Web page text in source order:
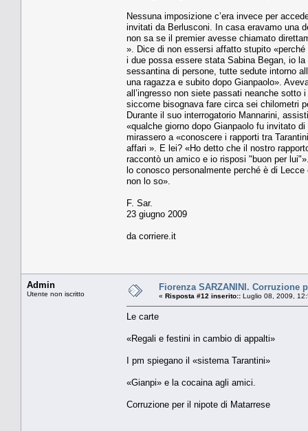
Nessuna imposizione c’era invece per
invitati da Berlusconi. In casa eravamo una
non sa se il premier avesse chiamato
». Dice di non essersi affatto stupito
i due possa essere stata Sabina Began, io
sessantina di persone, tutte sedute intorno
una ragazza e subito dopo Gianpaolo».
all’ingresso non siete passati neanche
siccome bisognava fare circa sei chilometri
Durante il suo interrogatorio Mannarini,
«qualche giorno dopo Gianpaolo fu invitato
mirassero a «conoscere i rapporti tra
affari ». E lei? «Ho detto che il nostro
raccontò un amico e io risposi "buon per
lo conosco personalmente perché è di
non lo so».
F. Sar.
23 giugno 2009
da corriere.it
Admin
Utente non iscritto
Fiorenza SARZANINI. Corruzione
« Risposta #12 inserito:: Luglio 08, 2009,
Le carte
«Regali e festini in cambio di appalti»
I pm spiegano il «sistema Tarantini»
«Gianpi» e la cocaina agli amici.
Corruzione per il nipote di Matarrese